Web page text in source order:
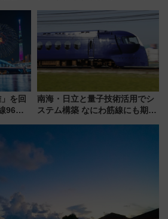
を満喫しよう
を回
96本
南海・日立と量子技術活用でシ
ステム構築 なにわ筋線にも期待